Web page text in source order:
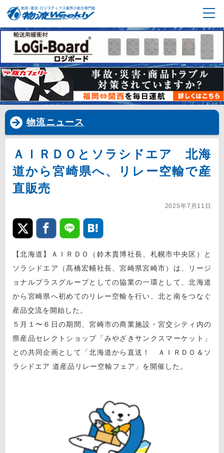
物流ニュース
ＡＩＲＤＯとソラシドエア 北海
道から宮崎県へ、リレー空輸で産
直販売
2025年7月11日
【北海道】ＡＩＲＤＯ（鈴木貴博社長、札幌市中央区）と
ソラシドエア（髙橋宏輔社長、宮崎県宮崎市）は、リージ
ョナルプラスグループとしての協業の一環として、北海道
から宮崎県へ初めてのリレー空輸を行い、北と南をつなぐ
産品交流を開始した。
５月１〜６日の期間、宮崎市の商業施設・宮交シティ内の
県産品セレクトショップ「みやざきサンクスマーケット」
との共同企画として「北海道から直送！ ＡＩＲＤＯ＆ソ
ラシドエア 道産品リレー空輸フェア」を開催した。